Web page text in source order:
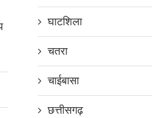
घाटशिला
चतरा
चाईबासा
छत्तीसगढ़